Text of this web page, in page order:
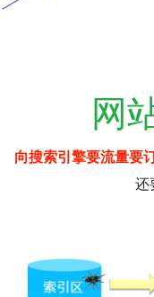
网
向搜索引擎要流量要
还